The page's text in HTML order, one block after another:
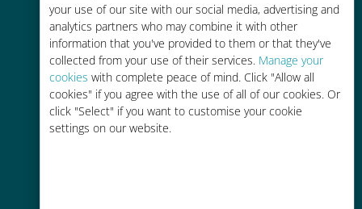
your use of our site with our social media, advertising and
analytics partners who may combine it with other
information that you've provided to them or that they've
collected from your use of their services. Manage your
cookies with complete peace of mind. Click "Allow all
cookies" if you agree with the use of all of our cookies. Or
click "Select" if you want to customise your cookie
settings on our website.
Uygun maliyetli
Mevcut operatörünüzle dolaşım
ücretlerinden %90'a kadar daha
ucuz